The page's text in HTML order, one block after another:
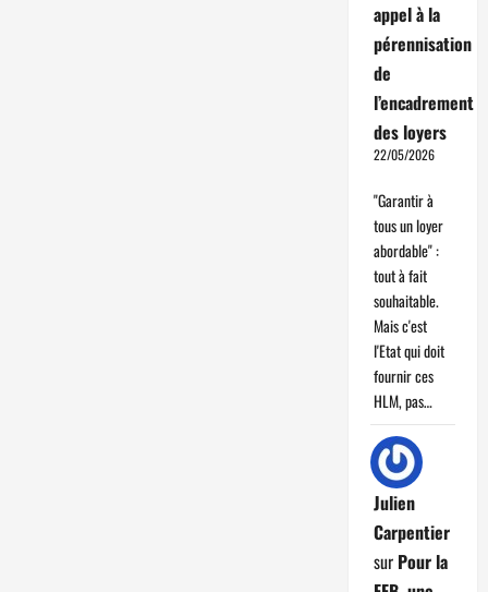
appel à la
pérennisation
de
l’encadrement
des loyers
22/05/2026
"Garantir à
tous un loyer
abordable" :
tout à fait
souhaitable.
Mais c'est
l'Etat qui doit
fournir ces
HLM, pas…
Julien
Carpentier
sur Pour la